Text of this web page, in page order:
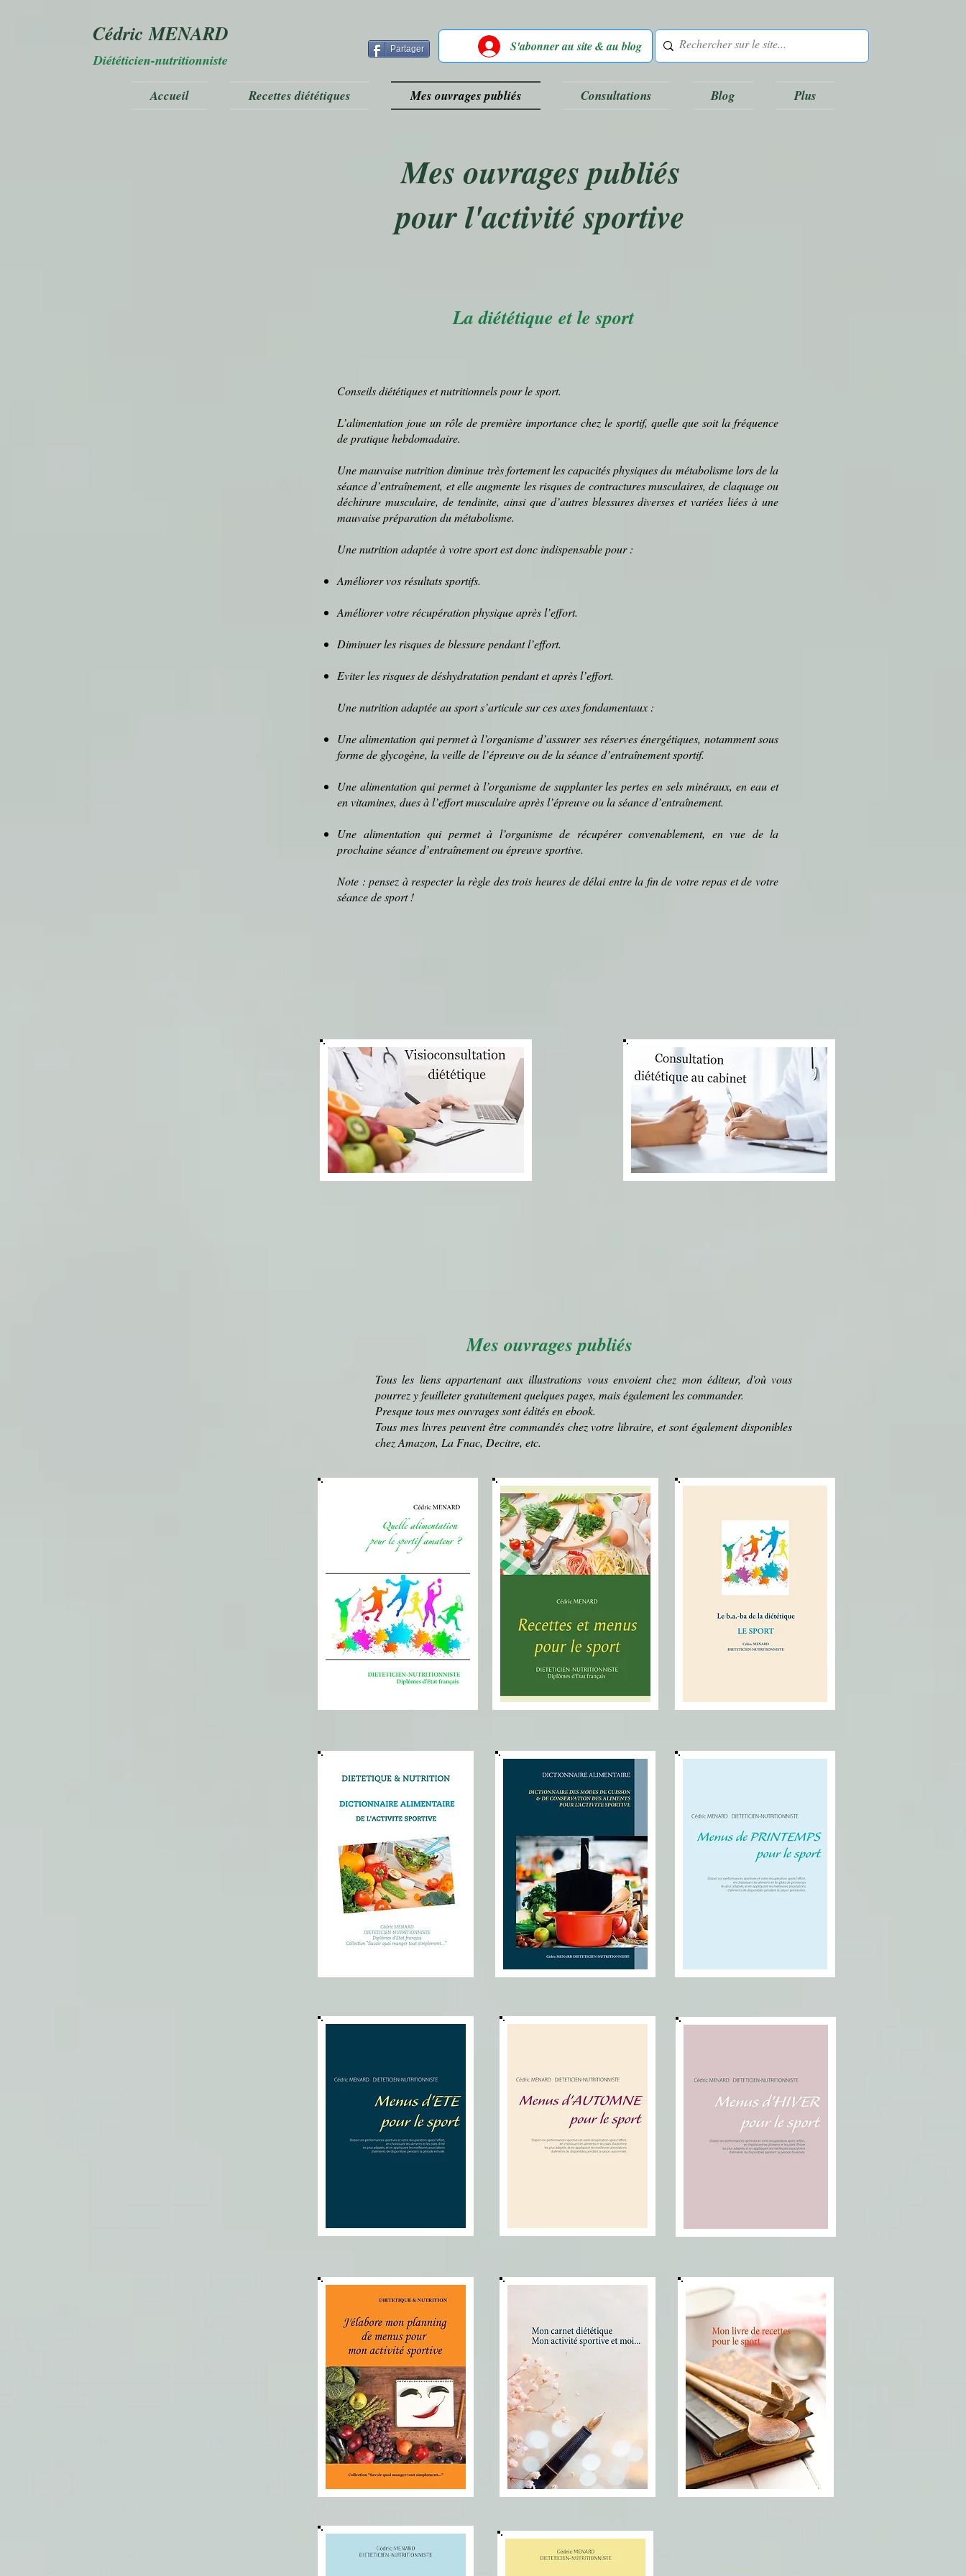
Cédric MENARD
Diététicien-nutritionniste
Partager S'abonner au site & au blog
Accueil Recettes diététiques Mes ouvrages publiés Consultations Blog Plus
Mes ouvrages publiés
pour l'activité sportive
La diététique et le sport
Conseilsdiététiqueset nutritionnels pourle sport.
L’alimentation joue un rôle de première importance chez le sportif, quelle que soit la fréquence
de pratiquehebdomadaire.
Une mauvaisenutritiondiminue très fortement les capacités physiques du métabolismelors de la
séance d’entraînement, et elle augmente les risques de contracturesmusculaires, de claquage ou
déchirure musculaire, de tendinite, ainsi que d’autres blessuresdiverses et variées liées à une
mauvaise préparation du métabolisme.
Une nutrition adaptée à votre sport est donc indispensable pour :
Améliorer vos résultats sportifs.
Améliorer votre récupération physique après l’effort.
Diminuer les risques de blessure pendant l’effort.
Eviter les risques dedéshydratationpendant et après l’effort.
Une nutrition adaptée au sport s’articule sur ces axes fondamentaux :
Une alimentation qui permet à l’organisme d’assurer ses réserves énergétiques, notamment sous
forme de glycogène, la veille de l’épreuve ou de la séance d’entraînement sportif.
Une alimentation qui permet à l’organisme de supplanter les pertes ensels minéraux, eneau et
envitamines, dues à l’effort musculaire après l’épreuve ou la séance d’entraînement.
Une alimentation qui permet à l’organisme de récupérer convenablement, en vue de la
prochaine séance d’entraînement ou épreuve sportive.
Note : pensez à respecter la règle des trois heuresde délai entre la fin de votre repas et de votre
séance de sport !
Mes ouvrages publiés
Tous les liens appartenant aux illustrations vous envoient chez mon éditeur, d'où vous
pourrez y feuilleter gratuitement quelques pages, mais également les commander.
Presque tous mes ouvrages sont édités en ebook.
Tous mes livres peuvent être commandés chez votre libraire, et sont également disponibles
chez Amazon, La Fnac, Decitre, etc.